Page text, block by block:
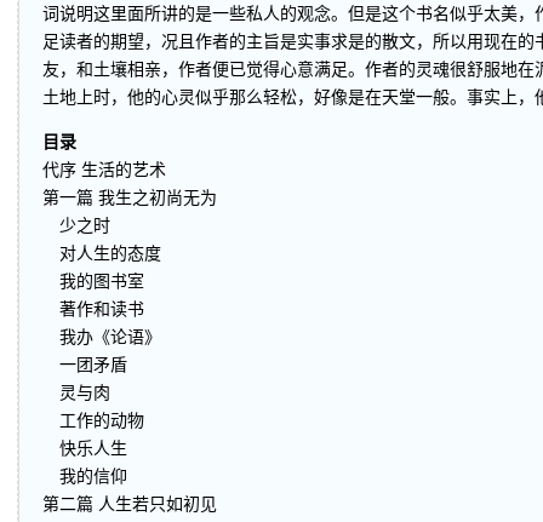
词说明这里面所讲的是一些私人的观念。但是这个书名似乎太美
足读者的期望，况且作者的主旨是实事求是的散文，所以用现在
友，和土壤相亲，作者便已觉得心意满足。作者的灵魂很舒服地
土地上时，他的心灵似乎那么轻松，好像是在天堂一般。事实上
目录
代序 生活的艺术
第一篇 我生之初尚无为
少之时
对人生的态度
我的图书室
著作和读书
我办《论语》
一团矛盾
灵与肉
工作的动物
快乐人生
我的信仰
第二篇 人生若只如初见